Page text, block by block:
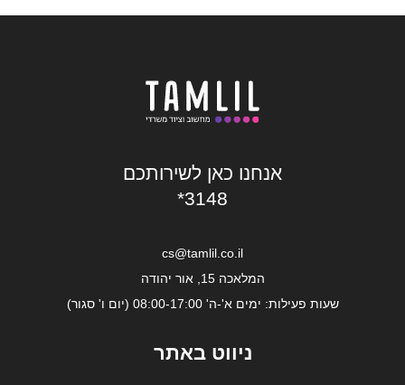
אנחנו כאן לשירותכם
*3148
cs@tamlil.co.il
המלאכה 15, אור יהודה
שעות פעילות: ימים א'-ה' 08:00-17:00 (יום ו' סגור)
ניווט באתר